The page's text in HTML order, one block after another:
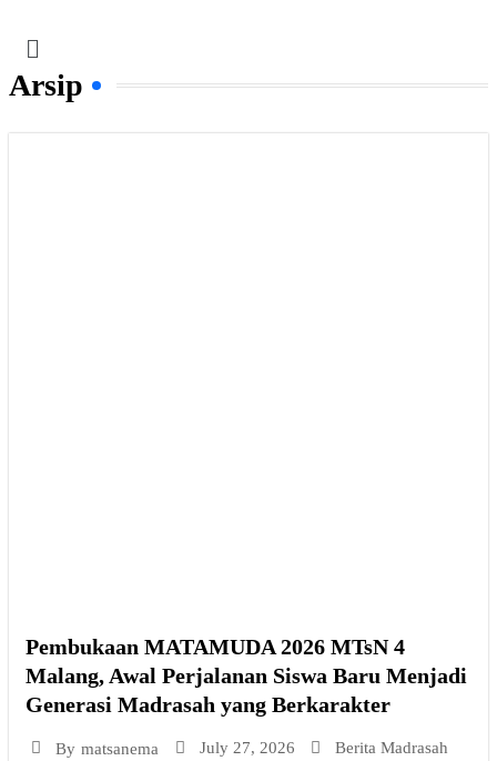
Menu
Arsip
Pembukaan MATAMUDA 2026 MTsN 4
Malang, Awal Perjalanan Siswa Baru Menjadi
Generasi Madrasah yang Berkarakter
By matsanema July 27, 2026 Berita Madrasah